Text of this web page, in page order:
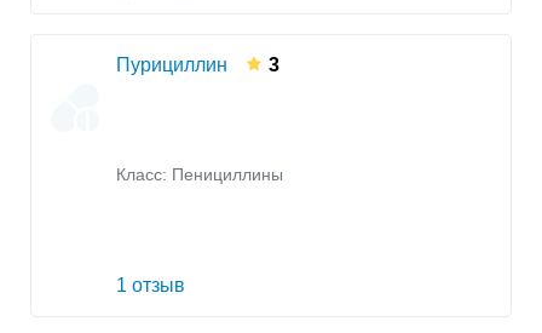
Пурициллин 3
Класс: Пенициллины
1 отзыв